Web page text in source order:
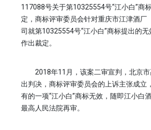
117088号关于第10325554号“江小白”商
定，商标评审委员会针对重庆市江津酒厂
司就第10325554号“江小白”商标提出的
作出裁定。
2018年11月，该案二审宣判，北京市
出判决，商标评审委员会的上诉主张成立
有的一项“江小白”商标无效，随即江小白
最高人民法院再审。